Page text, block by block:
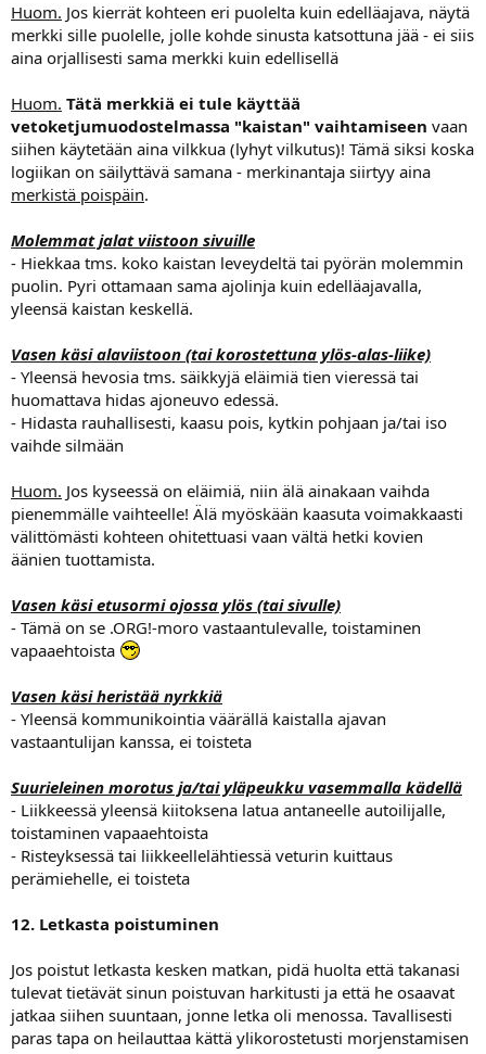
Huom. Jos kierrät kohteen eri puolelta kuin edelläajava, näytä
merkki sille puolelle, jolle kohde sinusta katsottuna jää - ei siis
aina orjallisesti sama merkki kuin edellisellä
Huom. Tätä merkkiä ei tule käyttää
vetoketjumuodostelmassa "kaistan" vaihtamiseen vaan
siihen käytetään aina vilkkua (lyhyt vilkutus)! Tämä siksi koska
logiikan on säilyttävä samana - merkinantaja siirtyy aina
merkistä poispäin.
Molemmat jalat viistoon sivuille
- Hiekkaa tms. koko kaistan leveydeltä tai pyörän molemmin
puolin. Pyri ottamaan sama ajolinja kuin edelläajavalla,
yleensä kaistan keskellä.
Vasen käsi alaviistoon (tai korostettuna ylös-alas-liike)
- Yleensä hevosia tms. säikkyjä eläimiä tien vieressä tai
huomattava hidas ajoneuvo edessä.
- Hidasta rauhallisesti, kaasu pois, kytkin pohjaan ja/tai iso
vaihde silmään
Huom. Jos kyseessä on eläimiä, niin älä ainakaan vaihda
pienemmälle vaihteelle! Älä myöskään kaasuta voimakkaasti
välittömästi kohteen ohitettuasi vaan vältä hetki kovien
äänien tuottamista.
Vasen käsi etusormi ojossa ylös (tai sivulle)
- Tämä on se .ORG!-moro vastaantulevalle, toistaminen
vapaaehtoista
Vasen käsi heristää nyrkkiä
- Yleensä kommunikointia väärällä kaistalla ajavan
vastaantulijan kanssa, ei toisteta
Suurieleinen morotus ja/tai yläpeukku vasemmalla kädellä
- Liikkeessä yleensä kiitoksena latua antaneelle autoilijalle,
toistaminen vapaaehtoista
- Risteyksessä tai liikkeellelähtiessä veturin kuittaus
perämiehelle, ei toisteta
12. Letkasta poistuminen
Jos poistut letkasta kesken matkan, pidä huolta että takanasi
tulevat tietävät sinun poistuvan harkitusti ja että he osaavat
jatkaa siihen suuntaan, jonne letka oli menossa. Tavallisesti
paras tapa on heilauttaa kättä ylikorostetusti morjenstamisen